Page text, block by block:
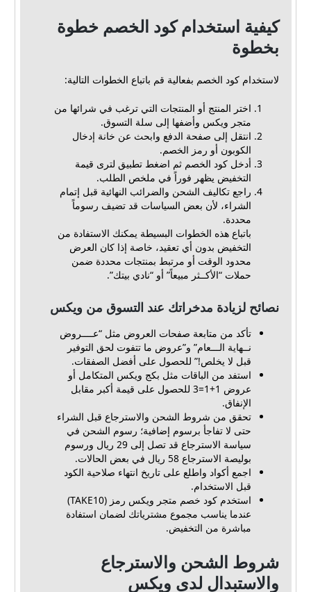
كيفية استخدام كود الخصم خطوة
بخطوة
لاستخدام كود الخصم بفعالية قم باتباع الخطوات التالية:
اختر المنتج أو المنتجات التي ترغب في شرائها من
متجر ويكس وأضفها إلى سلة التسوق.
انتقل إلى صفحة الدفع وابحث عن خانة إدخال
الكوبون أو رمز الخصم.
أدخل كود الخصم ثم اضغط تطبيق لترى قيمة
التخفيض يظهر فوراً في ملخص الطلب.
راجع تكاليف الشحن والضرائب النهائية قبل إتمام
الشراء، لأن بعض السياسات قد تضيف رسوماً
محددة.
باتباع هذه الخطوات البسيطة يمكنك الاستفادة من
التخفيض بدون أي تعقيد، خاصة إذا كان العرض
محدود الوقت أو مرتبط بمنتجات محددة ضمن
حملات “الأكــثر مبيعاً” أو “نادي بيتك”.
نصائح لزيادة مدخراتك عند التسوق من ويكس
تأكد من متابعة صفحات العروض مثل “عــــروض
نــهاية الـــعام” و”عروض ما تتفوت لحق التوفير
قبل لا يخلص!” للحصول على أفضل الصفقات.
استفد من الباقات مثل بكج ويكس المتكامل أو
عروض 1+1=3 للحصول على قيمة أكبر مقابل
الإنفاق.
تحقق من شروط الشحن والاسترجاع قبل الشراء
حتى لا تفاجأ برسوم إضافية؛ رسوم الشحن في
سياسة الاسترجاع قد تصل إلى 29 ريال ورسوم
بوليصة الاسترجاع 58 ريال في بعض الحالات.
اجمع أكواد واطلع على تاريخ انتهاء صلاحية الكود
قبل الاستخدام.
استخدم كود خصم متجر ويكس رمز (TAKE10)
عندما يناسب مجموع مشترياتك لضمان استفادة
مباشرة من التخفيض.
شروط الشحن والاسترجاع
والاستبدال لدى ويكس